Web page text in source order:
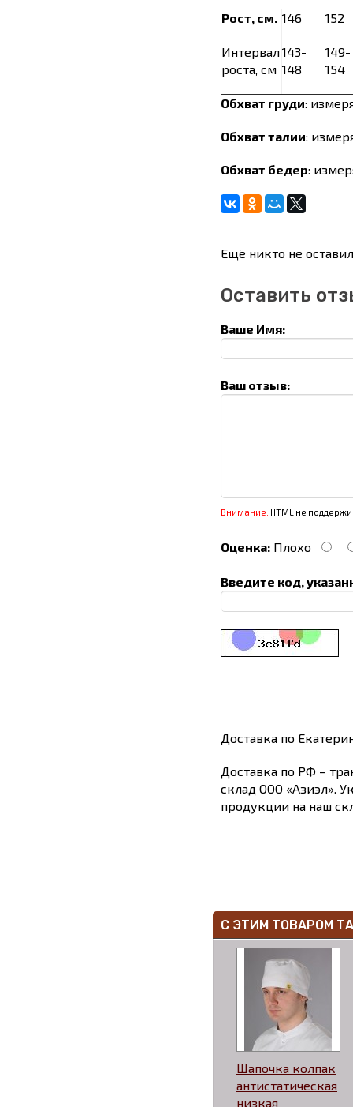
Рост, см. 146 152
Интервал
роста, см
143-
148
149-
154
Обхват груди:
Обхват талии:
Обхват бедер:
Ещё никто не
Оставить
Ваше Имя:
Ваш отзыв:
Внимание: HTML не
Оценка: Плохо
Введите код,
Доставка по
Доставка по РФ –
склад ООО «Азиэл».
продукции на наш
С ЭТИМ ТОВАРОМ
Шапочка колпак
антистатическая
низкая